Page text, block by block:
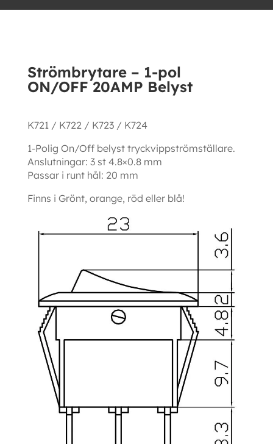
20AMP
Strömbrytare – 1-pol
ON/OFF 20AMP Belyst
K721 / K722 / K723 / K724
1-Polig On/Off belyst tryckvippströmställare.
Anslutningar: 3 st 4.8×0.8 mm
Passar i runt hål: 20 mm
Finns i Grönt, orange, röd eller blå!